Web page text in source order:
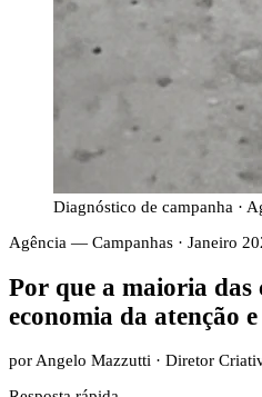
Diagnóstico de campanha ·
Agência — Campanhas · Janeiro
Por que a maioria das
economia da atenção
por Angelo Mazzutti · Diretor